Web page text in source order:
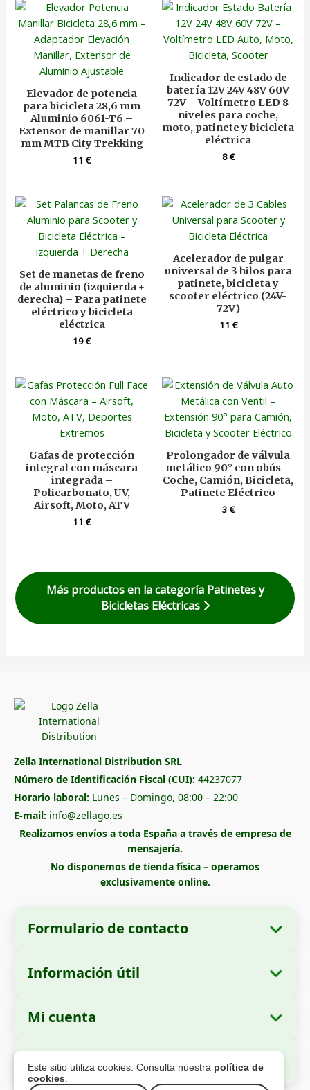
Este sitio utiliza cookies. Consulta nuestra política de
cookies
Elevador de potencia
para bicicleta 28,6 mm
Aluminio 6061-T6 –
Extensor de manillar 70
mm MTB City Trekking
11€
Indicador de estado de
batería 12V 24V 48V 60V
72V – Voltímetro LED 8
niveles para coche,
moto, patinete y bicicleta
eléctrica
8€
Set de manetas de freno
de aluminio (izquierda +
derecha) – Para patinete
eléctrico y bicicleta
eléctrica
19€
Acelerador de pulgar
universal de 3 hilos para
patinete, bicicleta y
scooter eléctrico (24V-
72V)
11€
Gafas de protección
integral con máscara
integrada –
Policarbonato, UV,
Airsoft, Moto, ATV
11€
Prolongador de válvula
metálico 90° con obús –
Coche, Camión, Bicicleta,
Patinete Eléctrico
3€
Más productos en la categoría Patinetes y
Bicicletas Eléctricas
Zella International Distribution SRL
Número de Identificación Fiscal (CUI): 44237077
Horario laboral: Lunes – Domingo, 08:00 – 22:00
E-mail: info@zellago.es
Realizamos envíos a toda España a través de empresa de
mensajería.
No disponemos de tienda física – operamos
exclusivamente online.
Formulario de contacto
Razón social:
SRL
Domicilio social:Strada Cuza Vodă nr. 97,
Sector 4, București, 040283, Rumanía
Información útil
Cómo realizar un pedido
Métodos de pago
Información de envío
Mi cuenta
Mis pedidos
Datos personales
Pago Seguro